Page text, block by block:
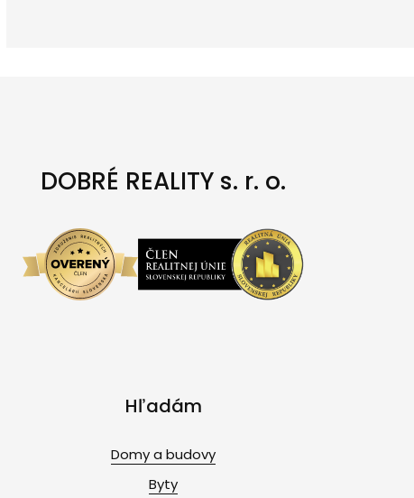
DOBRÉ REALITY s. r. o.
Hľadám
Domy a budovy
Byty